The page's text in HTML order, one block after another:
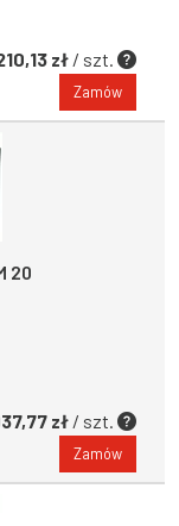
zł / szt.
Zamów
20
zł / szt.
Zamów